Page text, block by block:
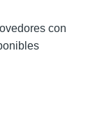
con